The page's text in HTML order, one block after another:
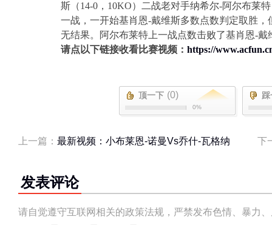
斯（14-0 ， 10KO）二战老对手纳希尔-阿尔布莱
一战，一开始基肖恩-戴维斯多数点数判定取胜
无结果。阿尔布莱特上一战点数击败了基肖恩-戴
请点以下链接收看比赛视频： https://
顶一下 (0)
0%
下
上一篇： 最新视频：小布莱恩-诺曼Vs乔什-瓦格纳
发表评论
请自觉遵守互联网相关的政策法规，严禁发布色情、暴力